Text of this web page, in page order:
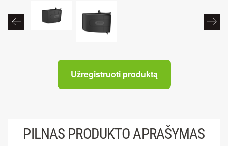
Užregistruoti produktą
PILNAS PRODUKTO APRAŠYMAS